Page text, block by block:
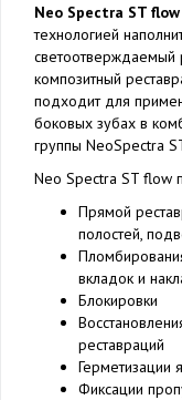
Neo Spectra ST flow
технологией
светоотверждаемый
композитный
подходит для
боковых зубах в
группы NeoSpectra
Neo Spectra ST flow
Прямой
полостей,
вкладок и
Блокировки
реставраций
Герметизации
Фиксации